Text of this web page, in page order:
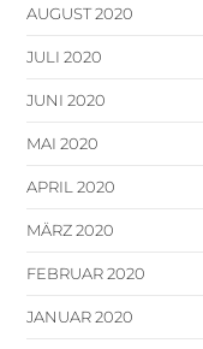
AUGUST 2020
JULI 2020
JUNI 2020
MAI 2020
APRIL 2020
MÄRZ 2020
FEBRUAR 2020
JANUAR 2020